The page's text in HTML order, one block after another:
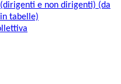
e non dirigenti) (da
tabelle)